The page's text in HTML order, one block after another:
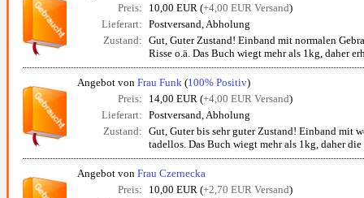
Preis:
10,00 EUR (+4,00 EUR Versand)
Lieferart: Postversand, Abholung
Zustand: Gut, Guter Zustand! Einband mit normalen
Risse o.ä. Das Buch wiegt mehr als 1kg, daher
Angebot von Frau Funk (100% Positiv)
Preis:
14,00 EUR (+4,00 EUR Versand)
Lieferart: Postversand, Abholung
Zustand: Gut, Guter bis sehr guter Zustand! Einband mit
tadellos. Das Buch wiegt mehr als 1kg, daher die
Angebot von Frau Czernecka
Preis:
10,00 EUR (+2,70 EUR Versand)